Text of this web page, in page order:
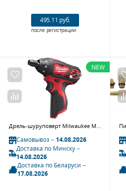
495.11 руб.
после регистрации
NEW
Самовывоз –14.08.2026
Доставка по Минску –
14.08.2026
Доставка по Беларуси –
17.08.2026